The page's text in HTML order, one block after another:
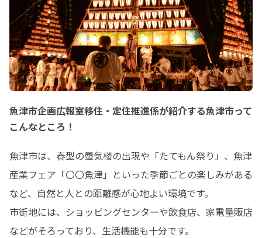
魚津市企画広報室移住・定住推進係が紹介する魚津市って
こんなところ！
魚津市は、春型の蜃気楼の出現や「たてもん祭り」、魚津
産業フェア「〇〇魚津」といった季節ごとの楽しみがある
など、自然と人との距離感が心地よい環境です。
市街地には、ショッピングセンターや飲食店、家電量販店
などがそろっており、生活機能も十分です。